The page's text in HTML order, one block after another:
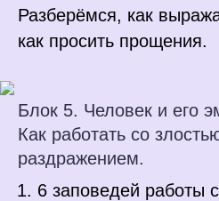
Разберёмся, как
как просить прощения.
Блок 5. Человек и его
Как работать со
раздражением.
6 заповедей работы